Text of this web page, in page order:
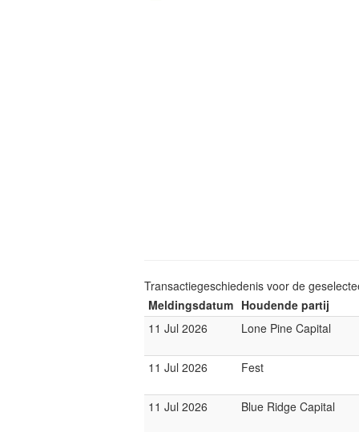
Transactiegeschiedenis voor de
Meldingsdatum Houdende partij
11 Jul 2026
Lone Pine Capital
11 Jul 2026 Fest
11 Jul 2026 Blue Ridge Capital